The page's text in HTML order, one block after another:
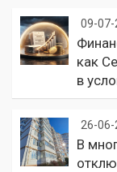
09-07-
как
в
26-06-
В